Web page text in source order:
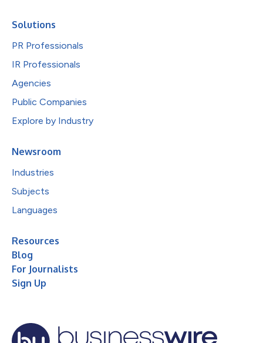
Solutions
PR Professionals
IR Professionals
Agencies
Public Companies
Explore by Industry
Newsroom
Industries
Subjects
Languages
Resources
Blog
For Journalists
Sign Up